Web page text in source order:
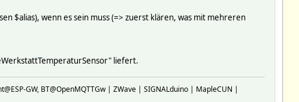
$alias), wenn es sein muss (=> zuerst klären, was mit mehreren
liefert.
GW, BT@OpenMQTTGw | ZWave | SIGNALduino | MapleCUN |